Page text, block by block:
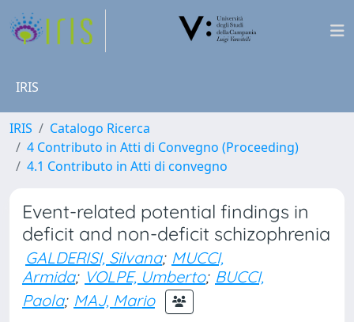
IRIS
IRIS
Catalogo Ricerca
4 Contributo in Atti di Convegno (Proceeding)
4.1 Contributo in Atti di convegno
Event-related potential findings in
deficit and non-deficit schizophrenia
GALDERISI, Silvana; MUCCI,
Armida; VOLPE, Umberto; BUCCI,
Paola; MAJ, Mario